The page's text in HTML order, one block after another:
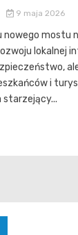
9 maja 2026
mostu
lokalnej
i
starzejący...